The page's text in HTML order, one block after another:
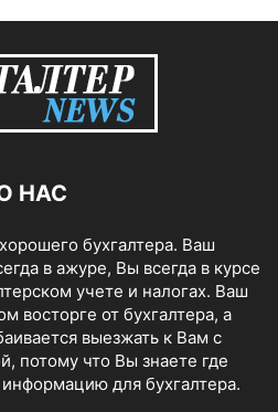
НАС
бухгалтера. Ваш
в ажуре, Вы всегда в курсе
учете и налогах. Ваш
восторге от бухгалтера, а
выезжать к Вам с
потому что Вы знаете где
для бухгалтера.